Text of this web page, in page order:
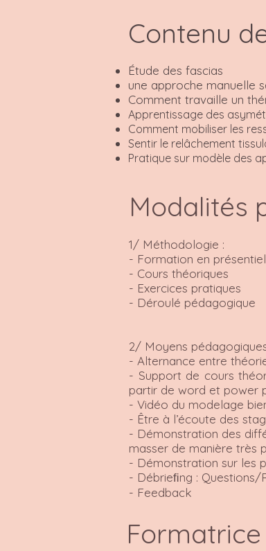
Contenu
Étude des fascias
une approche manuelle
Comment travaille un
Apprentissage des
Comment mobiliser les
Sentir le relâchement
Pratique sur modèle des
Modalités
1/ Méthodologie :
- Formation en présentiel
- Cours théoriques
- Exercices pratiques
- Déroulé pédagogique
2/ Moyens
- Alternance entre
- Support de cours
partir de word et power
- Vidéo du modelage
- Être à l’écoute des
- Démonstration des
masser de manière très
- Démonstration sur les
- Débrieﬁng : Questions/
- Feedback